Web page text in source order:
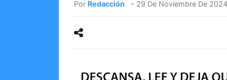
Por Redacción - 29 De Noviembre De 2024